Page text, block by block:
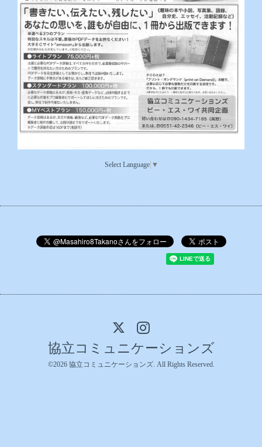
Select Language ▼
協立コミュニケーションズ
©2026 協立コミュニケーションズ. All Rights Reserved.